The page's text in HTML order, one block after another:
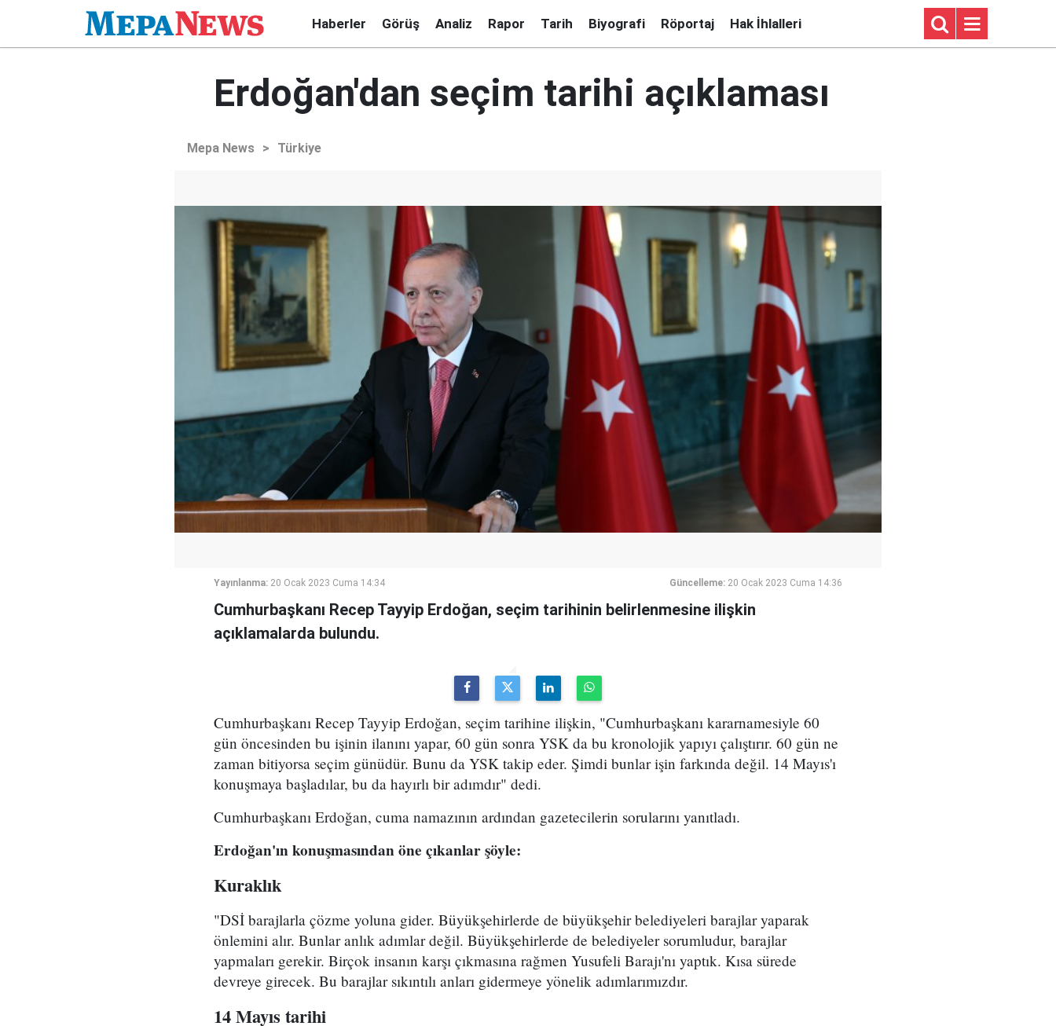
Haberler Görüş Analiz Rapor Tarih Biyografi Röportaj Hak İhlalleri
Erdoğan'dan seçim tarihi açıklaması
Mepa News > Türkiye
Yayınlanma: 20 Ocak 2023 Cuma 14:34 Güncelleme: 20 Ocak 2023 Cuma 14:36
Cumhurbaşkanı Recep Tayyip Erdoğan, seçim tarihinin belirlenmesine ilişkin
açıklamalarda bulundu.
Cumhurbaşkanı Recep Tayyip Erdoğan, seçim tarihine ilişkin, "Cumhurbaşkanı kararnamesiyle 60
gün öncesinden bu işinin ilanını yapar, 60 gün sonra YSK da bu kronolojik yapıyı çalıştırır. 60 gün ne
zaman bitiyorsa seçim günüdür. Bunu da YSK takip eder. Şimdi bunlar işin farkında değil. 14 Mayıs'ı
konuşmaya başladılar, bu da hayırlı bir adımdır" dedi.
Cumhurbaşkanı Erdoğan, cuma namazının ardından gazetecilerin sorularını yanıtladı.
Erdoğan'ın konuşmasından öne çıkanlar şöyle:
Kuraklık
"DSİ barajlarla çözme yoluna gider. Büyükşehirlerde de büyükşehir belediyeleri barajlar yaparak
önlemini alır. Bunlar anlık adımlar değil. Büyükşehirlerde de belediyeler sorumludur, barajlar
yapmaları gerekir. Birçok insanın karşı çıkmasına rağmen Yusufeli Barajı'nı yaptık. Kısa sürede
devreye girecek. Bu barajlar sıkıntılı anları gidermeye yönelik adımlarımızdır.
14 Mayıs tarihi